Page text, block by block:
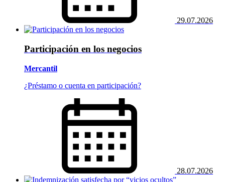
29.07.2026
Participación en los negocios
Mercantil
¿Préstamo o cuenta en participación?
28.07.2026